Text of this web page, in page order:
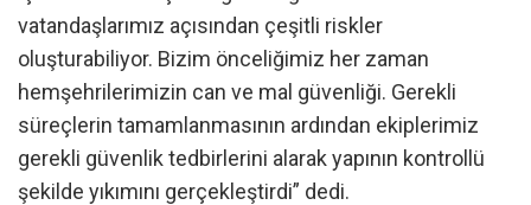
vatandaşlarımız açısından çeşitli riskler
oluşturabiliyor. Bizim önceliğimiz her zaman
hemşehrilerimizin can ve mal güvenliği. Gerekli
süreçlerin tamamlanmasının ardından ekiplerimiz
gerekli güvenlik tedbirlerini alarak yapının kontrollü
şekilde yıkımını gerçekleştirdi” dedi.